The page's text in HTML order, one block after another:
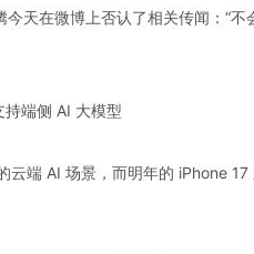
天在微博上否认了相关传闻：“
端侧 AI 大模型
端 AI 场景，而明年的 iPhone